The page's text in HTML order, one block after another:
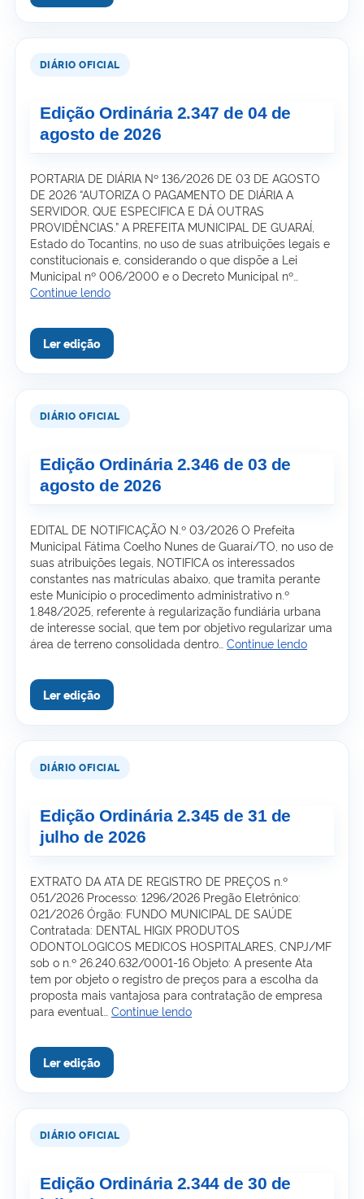
de
agosto
Edição Ordinária 2.347 de 04 de
agosto de 2026
PORTARIA DE DIÁRIA Nº 136/2026 DE 03 DE AGOSTO
DE 2026 “AUTORIZA O PAGAMENTO DE DIÁRIA A
SERVIDOR, QUE ESPECIFICA E DÁ OUTRAS
PROVIDÊNCIAS.” A PREFEITA MUNICIPAL DE GUARAÍ,
Estado do Tocantins, no uso de suas atribuições legais e
constitucionais e, considerando o que dispõe a Lei
Municipal nº 006/2000 e o Decreto Municipal nº…
Continue lendoEdição
de
04
de
agosto
2026
Edição Ordinária 2.346 de 03 de
agosto de 2026
EDITAL DE NOTIFICAÇÃO N.º 03/2026 O Prefeita
Municipal Fátima Coelho Nunes de Guaraí/TO, no uso de
suas atribuições legais, NOTIFICA os interessados
constantes nas matrículas abaixo, que tramita perante
este Município o procedimento administrativo n.º
1.848/2025, referente à regularização fundiária urbana
de interesse social, que tem por objetivo regularizar uma
área de terreno consolidada dentro… Continue lendoEdição
de
agosto
Edição Ordinária 2.345 de 31 de
julho de 2026
EXTRATO DA ATA DE REGISTRO DE PREÇOS n.º
051/2026 Processo: 1296/2026 Pregão Eletrônico:
021/2026 Órgão: FUNDO MUNICIPAL DE SAÚDE
Contratada: DENTAL HIGIX PRODUTOS
ODONTOLOGICOS MEDICOS HOSPITALARES, CNPJ/MF
sob o n.º 26.240.632/0001-16 Objeto: A presente Ata
tem por objeto o registro de preços para a escolha da
proposta mais vantajosa para contratação de empresa
para eventual… Continue lendoEdição
de
julho
Edição Ordinária 2.344 de 30 de